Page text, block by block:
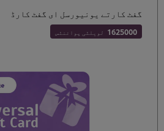
گفٹ کارتے یونیورسل ای گفٹ کارڈ
1625000 لویلٹی پوائنٹس